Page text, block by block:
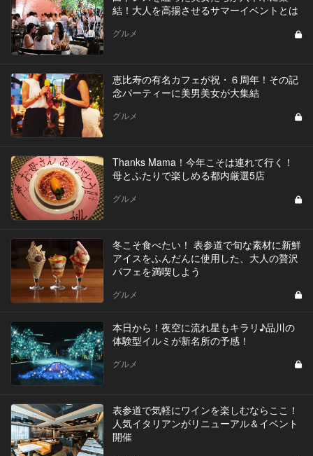
結！大人を高揚させるサマーイベントとは
グルメ
恵比寿の有名カフェが祝・６周年！その記
念パーティーに美男美女が大集結
グルメ
Thanks Mama！今年こそは連れて行く！
母とふたりで楽しめる都内厳選5店
グルメ
冬こそ食べたい！ 表参道で旬な素材に新鮮
アイスをふんだんに使用した、大人の贅沢
パフェを満喫しよう
グルメ
本日から！夜空に流れ星もキラリ♪品川の
体験型イルミが新名所の予感！
グルメ
表参道で気軽にワインを楽しむならここ！
人気イタリアンがリニューアル＆イベント
開催